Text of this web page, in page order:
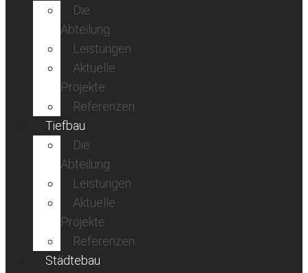
Die
Abteilung
Leistungen
Aktuelle
Projekte
Referenzen
Tiefbau
Die
Abteilung
Leistungen
Aktuelle
Projekte
Referenzen
Städtebau